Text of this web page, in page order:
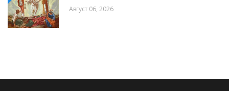
Август 06, 2026